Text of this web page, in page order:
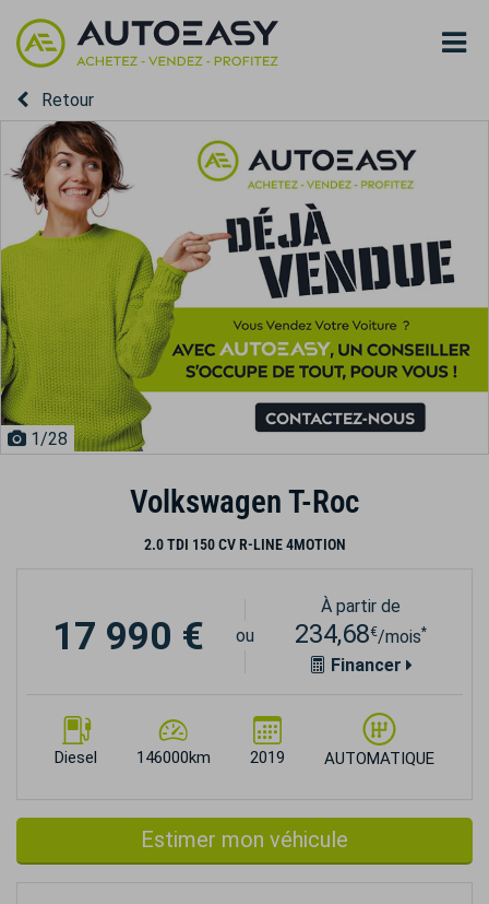
Retour
1/28
Volkswagen T-Roc
2.0 TDI 150 CV R-LINE 4MOTION
Diesel 146000km 2019 AUTOMATIQUE
17 990 € ou
À partir de
234,68€/mois*
Financer
Estimer mon véhicule